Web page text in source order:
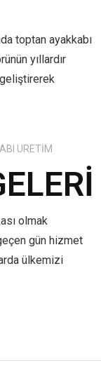
toptan ayakkabı
yıllardır
ÜRETIM
olmak
gün hizmet
ülkemizi